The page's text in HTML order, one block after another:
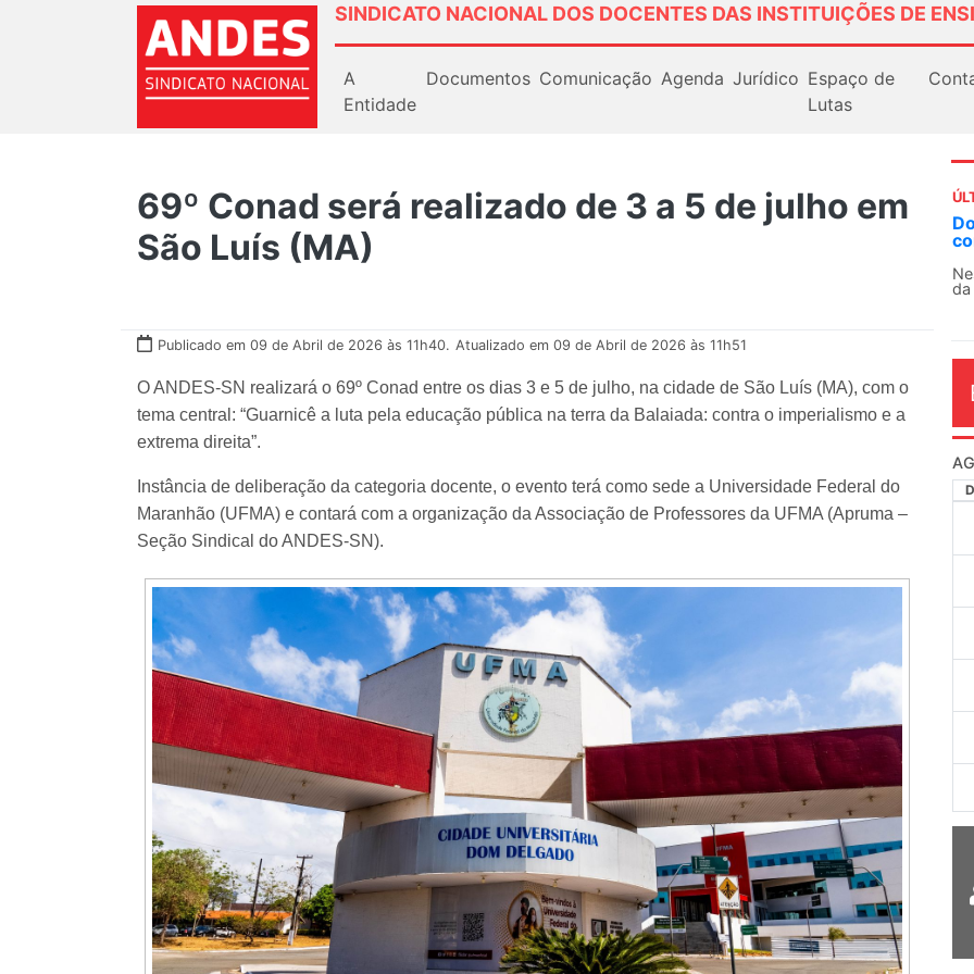
SINDICATO NACIONAL DOS DOCENTES DAS INSTITUIÇÕES DE
A
Entidade
Documentos Comunicação Agenda Jurídico Espaço de
Lutas
69º Conad será realizado de 3 a 5 de julho em
São Luís (MA)
Publicado em 09 de Abril de 2026 às 11h40. Atualizado em 09 de Abril de 2026 às 11h51
O ANDES-SN realizará o 69º Conad entre os dias 3 e 5 de julho, na cidade de São Luís (MA), com o
tema central: “Guarnicê a luta pela educação pública na terra da Balaiada: contra o imperialismo e a
extrema direita”.
Instância de deliberação da categoria docente, o evento terá como sede a Universidade Federal do
Maranhão (UFMA) e contará com a organização da Associação de Professores da UFMA (Apruma –
Seção Sindical do ANDES-SN).
Docentes paralisam novamente as atividades